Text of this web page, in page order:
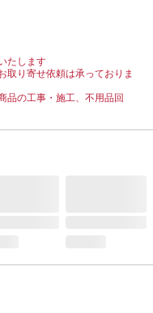
たします
取り寄せ依頼は承っておりま
品の工事・施工、不用品回